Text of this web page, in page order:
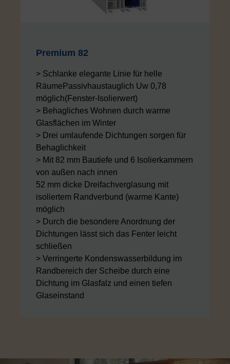
Premium 82
> Schlanke elegante Linie für helle
RäumePassivhaustauglich Uw 0,78
möglich(Fenster-Isolierwert)
> Behagliches Wohnen durch warme
Glasflächen im Winter
> Drei umlaufende Dichtungen sorgen für
Behaglichkeit
> Mit 82 mm Bautiefe und 6 Isolierkammern
von außen nach innen
52 mm dicke Dreifachverglasung mit
isoliertem Randverbund (warme Kante)
möglich
> Durch die besondere Anordnung der
Dichtungen lässt sich das Fenter leicht
schließen
> Verringerte Kondenswasserbildung im
Randbereich der Scheibe durch eine
Dichtung im Glasfalz und einen tiefen
Glaseinstand